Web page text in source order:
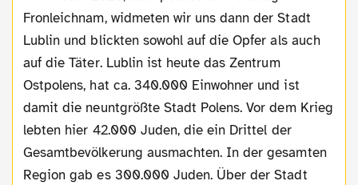
Fronleichnam, widmeten wir uns dann der Stadt
Lublin und blickten sowohl auf die Opfer als auch
auf die Täter. Lublin ist heute das Zentrum
Ostpolens, hat ca. 340.000 Einwohner und ist
damit die neuntgrößte Stadt Polens. Vor dem Krieg
lebten hier 42.000 Juden, die ein Drittel der
Gesamtbevölkerung ausmachten. In der gesamten
Region gab es 300.000 Juden. Über der Stadt